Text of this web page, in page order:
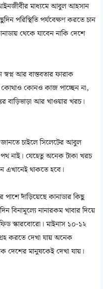
মাধ্যমে আবুল আহসান
পরিস্থিতি পর্যবেক্ষণ করতে চান
থেকে যাবেন নাকি দেশে
আর বাস্তবতার ফারাক
কোথাও কোনও কাজ পাচ্ছেন না,
বাড়িভাড়া আর খাওয়ার খরচ।
জানতে চাইলে সিলেটের আবুল
নাই। যেহেতু অনেক টাকা খরচ
এখানেই থাকতে হবে।
পাশে দাঁড়িয়েছে কানাডার কিছু
বিনামূল্যে নানারকম খাবার দিয়ে
স্কারবোরো। মাইনাস ১০-১২
করতে দেখা যায় অনেক
দেশের মানুষকেই দেখা যায়।